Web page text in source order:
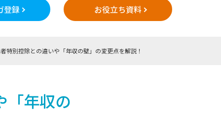
登録 お役立ち資料
特別控除との違いや「年収の壁」の変更点を解説！
「年収の